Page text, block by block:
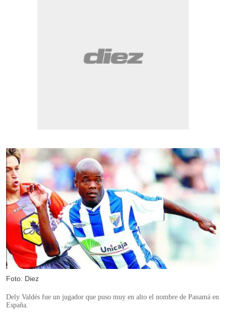
Foto: Diez
Dely Valdés fue un jugador que puso muy en alto el nombre de Panamá en
España.